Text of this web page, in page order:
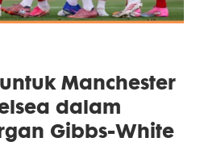
Manchester
dalam
Gibbs-White